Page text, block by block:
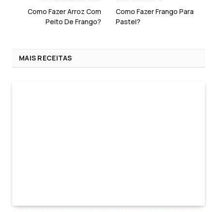
Como Fazer Arroz Com
Peito De Frango?
Como Fazer Frango Para
Pastel?
MAIS RECEITAS